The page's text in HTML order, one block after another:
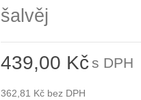
šalvěj
439,00 Kčs DPH
362,81 Kč bez DPH